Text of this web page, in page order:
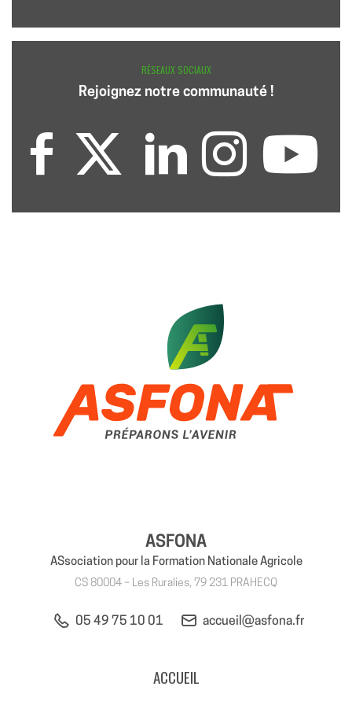
RÉSEAUX SOCIAUX
Rejoignez notre communauté !
ASFONA
ASsociation pour la Formation Nationale Agricole
CS 80004 – Les Ruralies, 79 231 PRAHECQ
05 49 75 10 01 accueil@asfona.fr
ACCUEIL